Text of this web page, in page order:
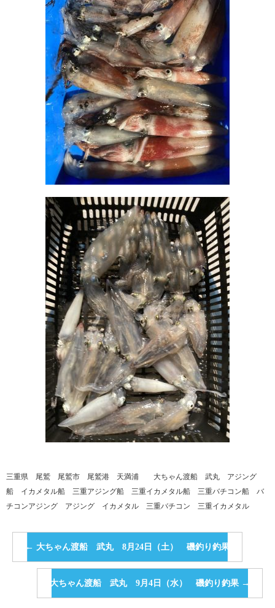
三重県 尾鷲 尾鷲市 尾鷲港 天満浦 大ちゃん渡船 武丸 アジング
船 イカメタル船 三重アジング船 三重イカメタル船 三重バチコン船 バ
チコンアジング アジング イカメタル 三重バチコン 三重イカメタル
← 大ちゃん渡船 武丸 8月24日（土） 磯釣り釣果
大ちゃん渡船 武丸 9月4日（水） 磯釣り釣果 →